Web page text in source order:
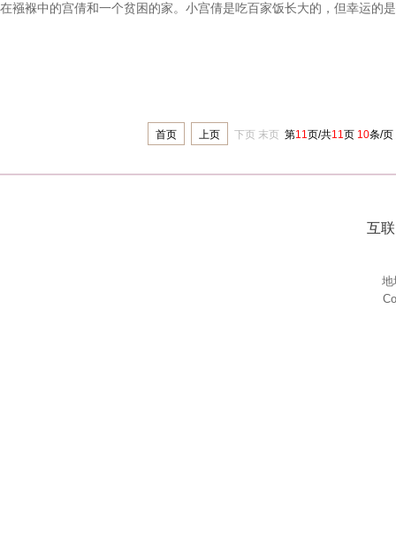
在襁褓中的宫倩和一个贫困的家。小宫倩是吃百家饭长大的，但幸运的
首页 上页 下页 末页 第11页/共11页 10条/页
互
地